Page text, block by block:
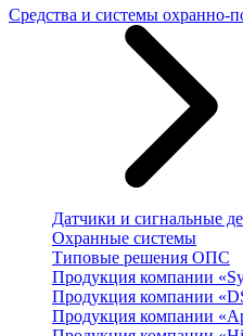
Средства и системы охранно-
Датчики и сигнальные
Охранные системы
Типовые решения ОПС
Продукция компании
Продукция компании
Продукция компании